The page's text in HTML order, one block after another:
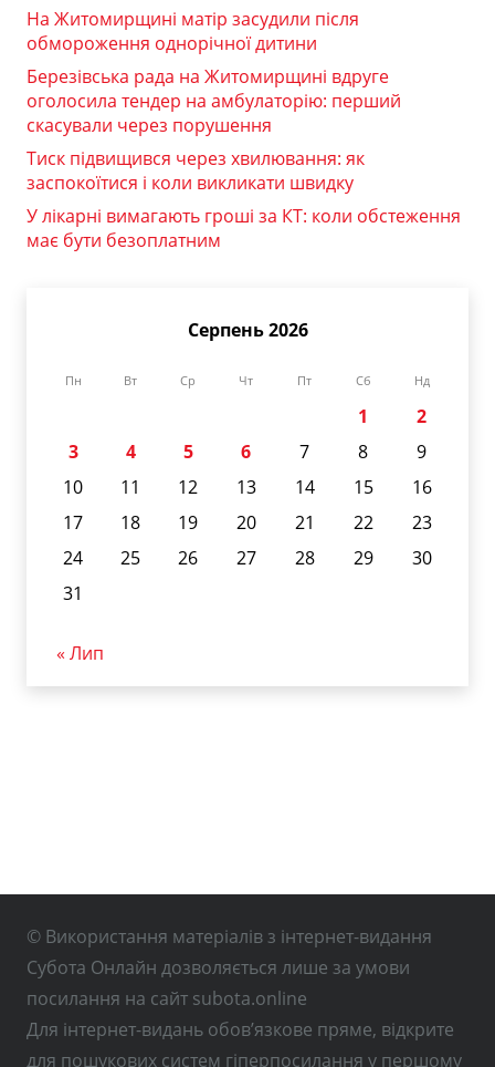
На Житомирщині матір засудили після
обмороження однорічної дитини
Березівська рада на Житомирщині вдруге
оголосила тендер на амбулаторію: перший
скасували через порушення
Тиск підвищився через хвилювання: як
заспокоїтися і коли викликати швидку
У лікарні вимагають гроші за КТ: коли обстеження
має бути безоплатним
Серпень 2026
Пн Вт Ср Чт Пт Сб Нд
1
2
3
4 5 6 7 8
9
10
11 12 13 14 15
16
17
18 19 20 21 22
23
24
25 26 27 28 29
30
31
« Лип
© Використання матеріалів з інтернет-видання
Субота Онлайн дозволяється лише за умови
посилання на сайт subota.online
Для інтернет-видань обов’язкове пряме, відкрите
для пошукових систем гіперпосилання у першому